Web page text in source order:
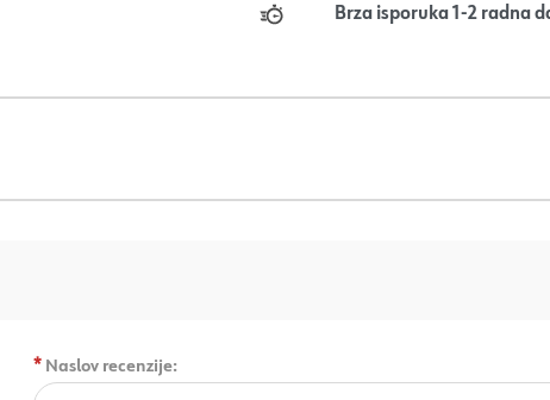
Brza isporuka 1-2 radna
Naslov recenzije:
*